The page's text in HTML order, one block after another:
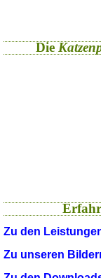
Die
Zu den
Zu unseren